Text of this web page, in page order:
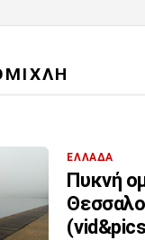
ΕΛΛΑΔΑ
Πυκνή